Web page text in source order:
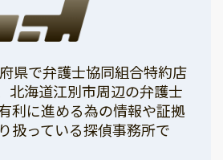
県で弁護士協同組合特約店
北海道江別市周辺の弁護士
利に進める為の情報や証拠
扱っている探偵事務所で